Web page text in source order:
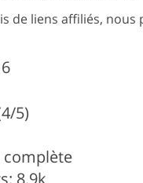
de liens affiliés,
5)
complète
8.9k